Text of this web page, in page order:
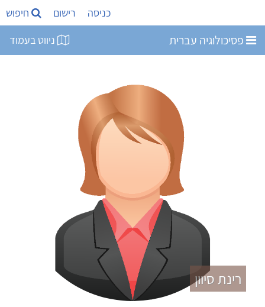
כניסה רישום חיפוש
פסיכולוגיה עברית ניווט בעמוד
רינת סיוון